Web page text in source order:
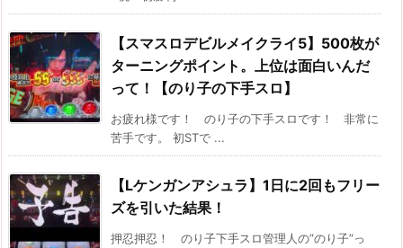
【スマスロデビルメイクライ5】500枚が
ターニングポイント。上位は面白いんだ
って！【のり子の下手スロ】
お疲れ様です！ のり子の下手スロです！ 非常に
苦手です。 初STで ...
【Lケンガンアシュラ】1日に2回もフリー
ズを引いた結果！
押忍押忍！ のり子下手スロ管理人の”のり子”っ